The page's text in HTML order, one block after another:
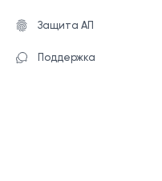
Защита АП
Поддержка